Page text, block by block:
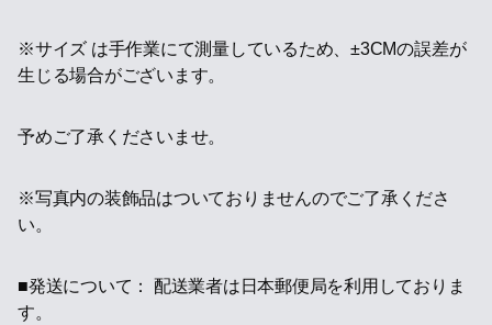
※サイズ は手作業にて測量しているため、±3CMの誤差が
生じる場合がございます。
予めご了承くださいませ。
※写真内の装飾品はついておりませんのでご了承くださ
い。
■発送について： 配送業者は日本郵便局を利用しておりま
す。